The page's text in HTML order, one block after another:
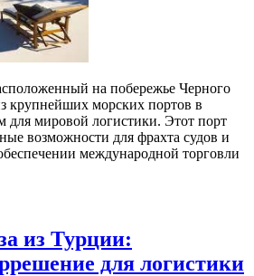
в
Черное
море
и
к
глобальной
торговле
на побережье Черного
крупнейших морских портов в
для мировой логистики. Этот порт
возможности для фрахта судов и
международной торговли
из Турции:
для логистики